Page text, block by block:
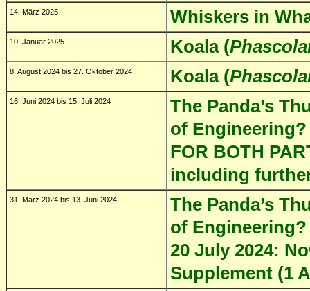
14. März 2025 Whiskers in
10. Januar 2025 Koala (
8. August 2024 bis 27. Oktober 2024 Koala (
16. Juni 2024 bis 15. Juli 2024
The Panda’s
of Engineering?
FOR BOTH
including
31. März 2024 bis 13. Juni 2024
The Panda’s
of Engineering?
20 July 2024:
Supplement (1